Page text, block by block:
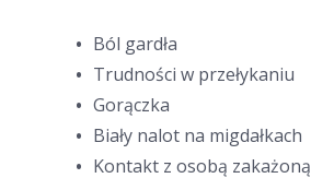
Ból gardła
Trudności w przełykaniu
Gorączka
Biały nalot na migdałkach
Kontakt z osobą zakażoną